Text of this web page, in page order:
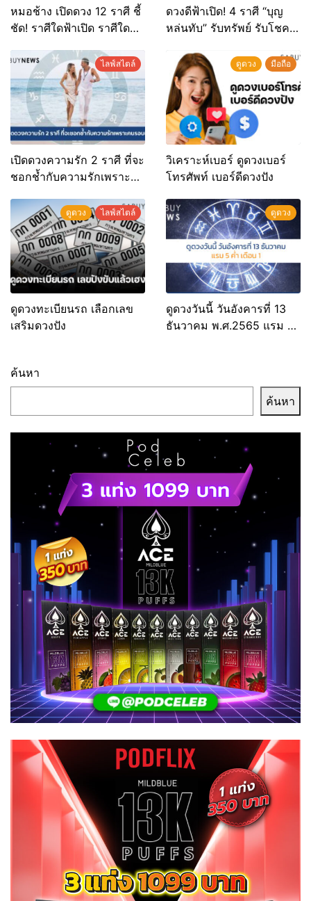
หมอช้าง เปิดดวง 12 ราศี ชี้
ชัด! ราศีใดฟ้าเปิด ราศีใด
ดวงดีฟ้าเปิด! 4 ราศี “บุญ
หล่นทับ” รับทรัพย์ รับโชค
ไลฟ์สไตล์
เปิดดวงความรัก 2 ราศี ที่จะ
ชอกช้ำกับความรักเพราะ
ดูดวง มือถือ
วิเคราะห์เบอร์ ดูดวงเบอร์
โทรศัพท์ เบอร์ดีดวงปัง
ดูดวง ไลฟ์สไตล์
ดูดวงทะเบียนรถ เลือกเลข
เสริมดวงปัง
ดูดวง
ดูดวงวันนี้ วันอังคารที่ 13
ธันวาคม พ.ศ.2565 แรม 5
ค้นหา
ค้นหา